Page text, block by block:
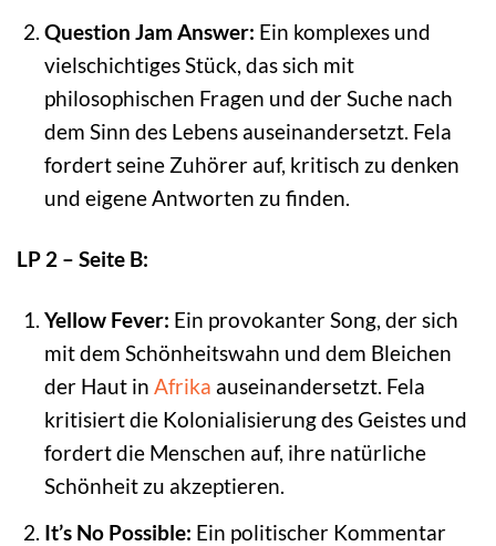
Question Jam Answer: Ein komplexes und
vielschichtiges Stück, das sich mit
philosophischen Fragen und der Suche nach
dem Sinn des Lebens auseinandersetzt. Fela
fordert seine Zuhörer auf, kritisch zu denken
und eigene Antworten zu finden.
LP 2 – Seite B:
Yellow Fever: Ein provokanter Song, der sich
mit dem Schönheitswahn und dem Bleichen
der Haut in Afrika auseinandersetzt. Fela
kritisiert die Kolonialisierung des Geistes und
fordert die Menschen auf, ihre natürliche
Schönheit zu akzeptieren.
It’s No Possible: Ein politischer Kommentar